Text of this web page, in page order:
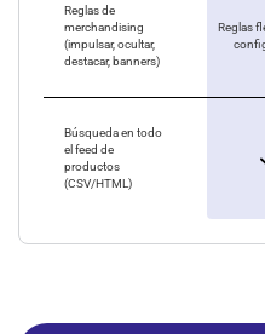
Reglas de
merchandising
(impulsar, ocultar,
destacar, banners)
Reglas
Búsqueda en todo
el feed de
productos
(CSV/HTML)